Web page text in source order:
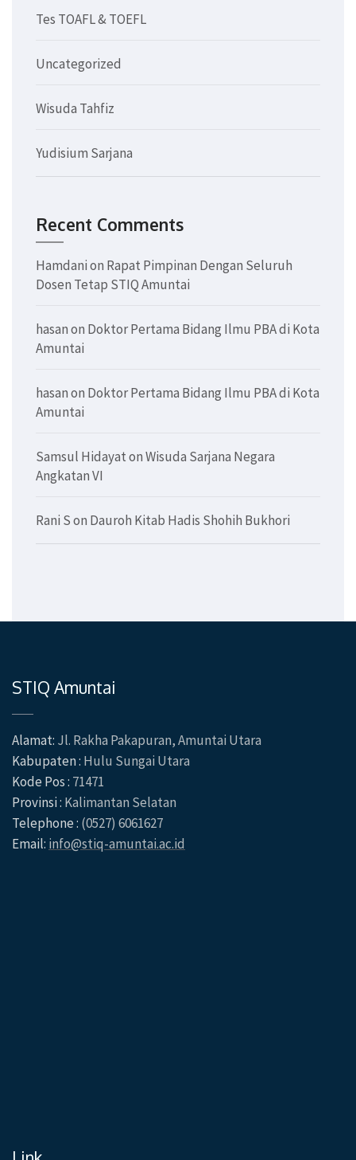
Tes TOAFL & TOEFL
Uncategorized
Wisuda Tahfiz
Yudisium Sarjana
Recent Comments
Hamdanion Rapat Pimpinan Dengan Seluruh
Dosen Tetap STIQ Amuntai
hasanon Doktor Pertama Bidang Ilmu PBA di Kota
Amuntai
hasanon Doktor Pertama Bidang Ilmu PBA di Kota
Amuntai
Samsul HidayatonWisuda Sarjana Negara
Angkatan VI
Rani Son Dauroh Kitab Hadis Shohih Bukhori
STIQ Amuntai
Alamat: Jl. Rakha Pakapuran, Amuntai Utara
Kabupaten : Hulu Sungai Utara
Kode Pos : 71471
Provinsi : Kalimantan Selatan
Telephone : (0527) 6061627
Email: info@stiq-amuntai.ac.id